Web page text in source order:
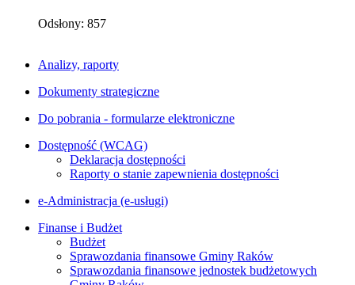
Odsłony: 857
Analizy, raporty
Dokumenty strategiczne
Do pobrania - formularze elektroniczne
Dostępność (WCAG)
Deklaracja dostępności
Raporty o stanie zapewnienia dostępności
e-Administracja (e-usługi)
Finanse i Budżet
Budżet
Sprawozdania finansowe Gminy Raków
Sprawozdania finansowe jednostek budżetowych